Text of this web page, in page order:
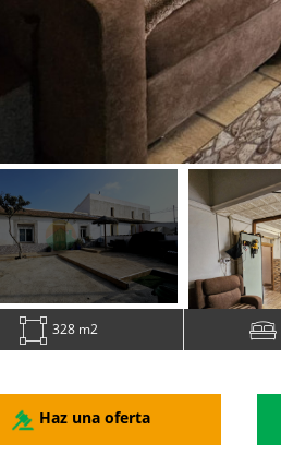
328 m2
Haz una oferta